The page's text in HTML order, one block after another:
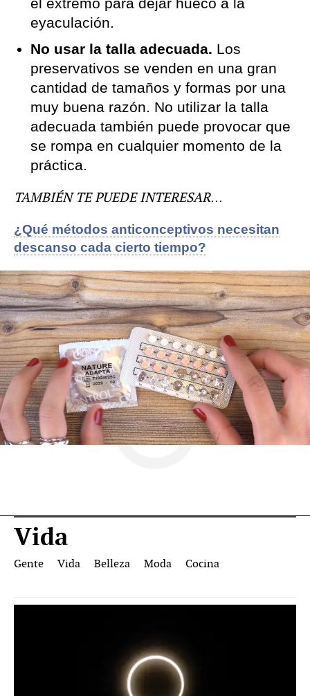
eyaculación.
No usar la talla adecuada. Los
preservativos se venden en una gran
cantidad de tamaños y formas por una
muy buena razón. No utilizar la talla
adecuada también puede provocar que
se rompa en cualquier momento de la
práctica.
TAMBIÉN TE PUEDE INTERESAR…
¿Qué métodos anticonceptivos necesitan
descanso cada cierto tiempo?
anticonceptivos
Vida
Gente Vida Belleza Moda Cocina